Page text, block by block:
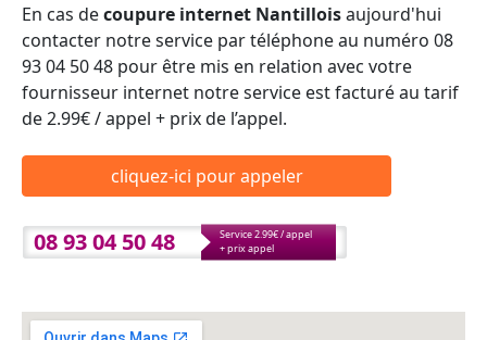
En cas decoupure internet Nantilloisaujourd'hui
contacter notre service par téléphone au numéro 08
93 04 50 48 pour être mis en relation avec votre
fournisseur internet notre service est facturé au tarif
de 2.99€ / appel + prix de l’appel.
cliquez-ici pour appeler
08 93 04 50 48
Service 2.99€ / appel
+ prix appel